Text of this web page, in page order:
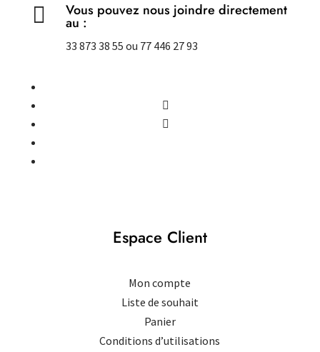
 Vous pouvez nous joindre directement
au :
33 873 38 55 ou 77 446 27 93
Espace Client
Mon compte
Liste de souhait
Panier
Conditions d’utilisations